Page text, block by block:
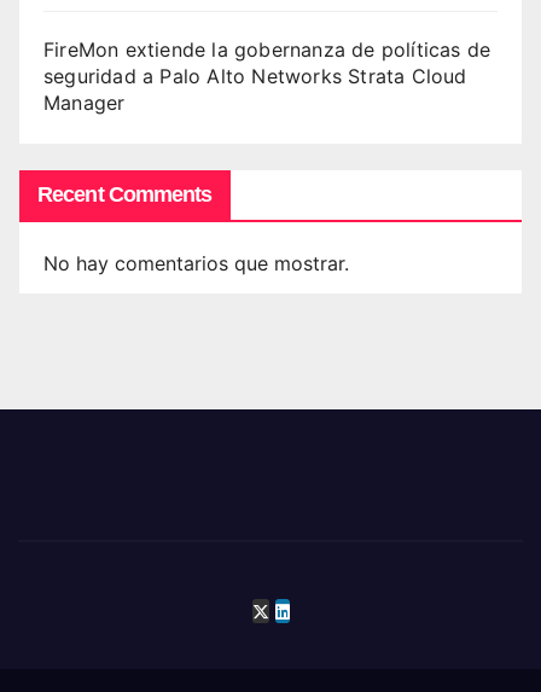
FireMon extiende la gobernanza de políticas de
seguridad a Palo Alto Networks Strata Cloud
Manager
Recent Comments
No hay comentarios que mostrar.